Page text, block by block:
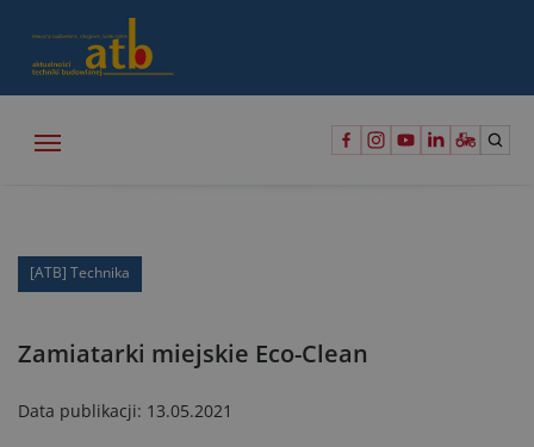
[ATB] Technika
Zamiatarki miejskie Eco-Clean
Data publikacji: 13.05.2021